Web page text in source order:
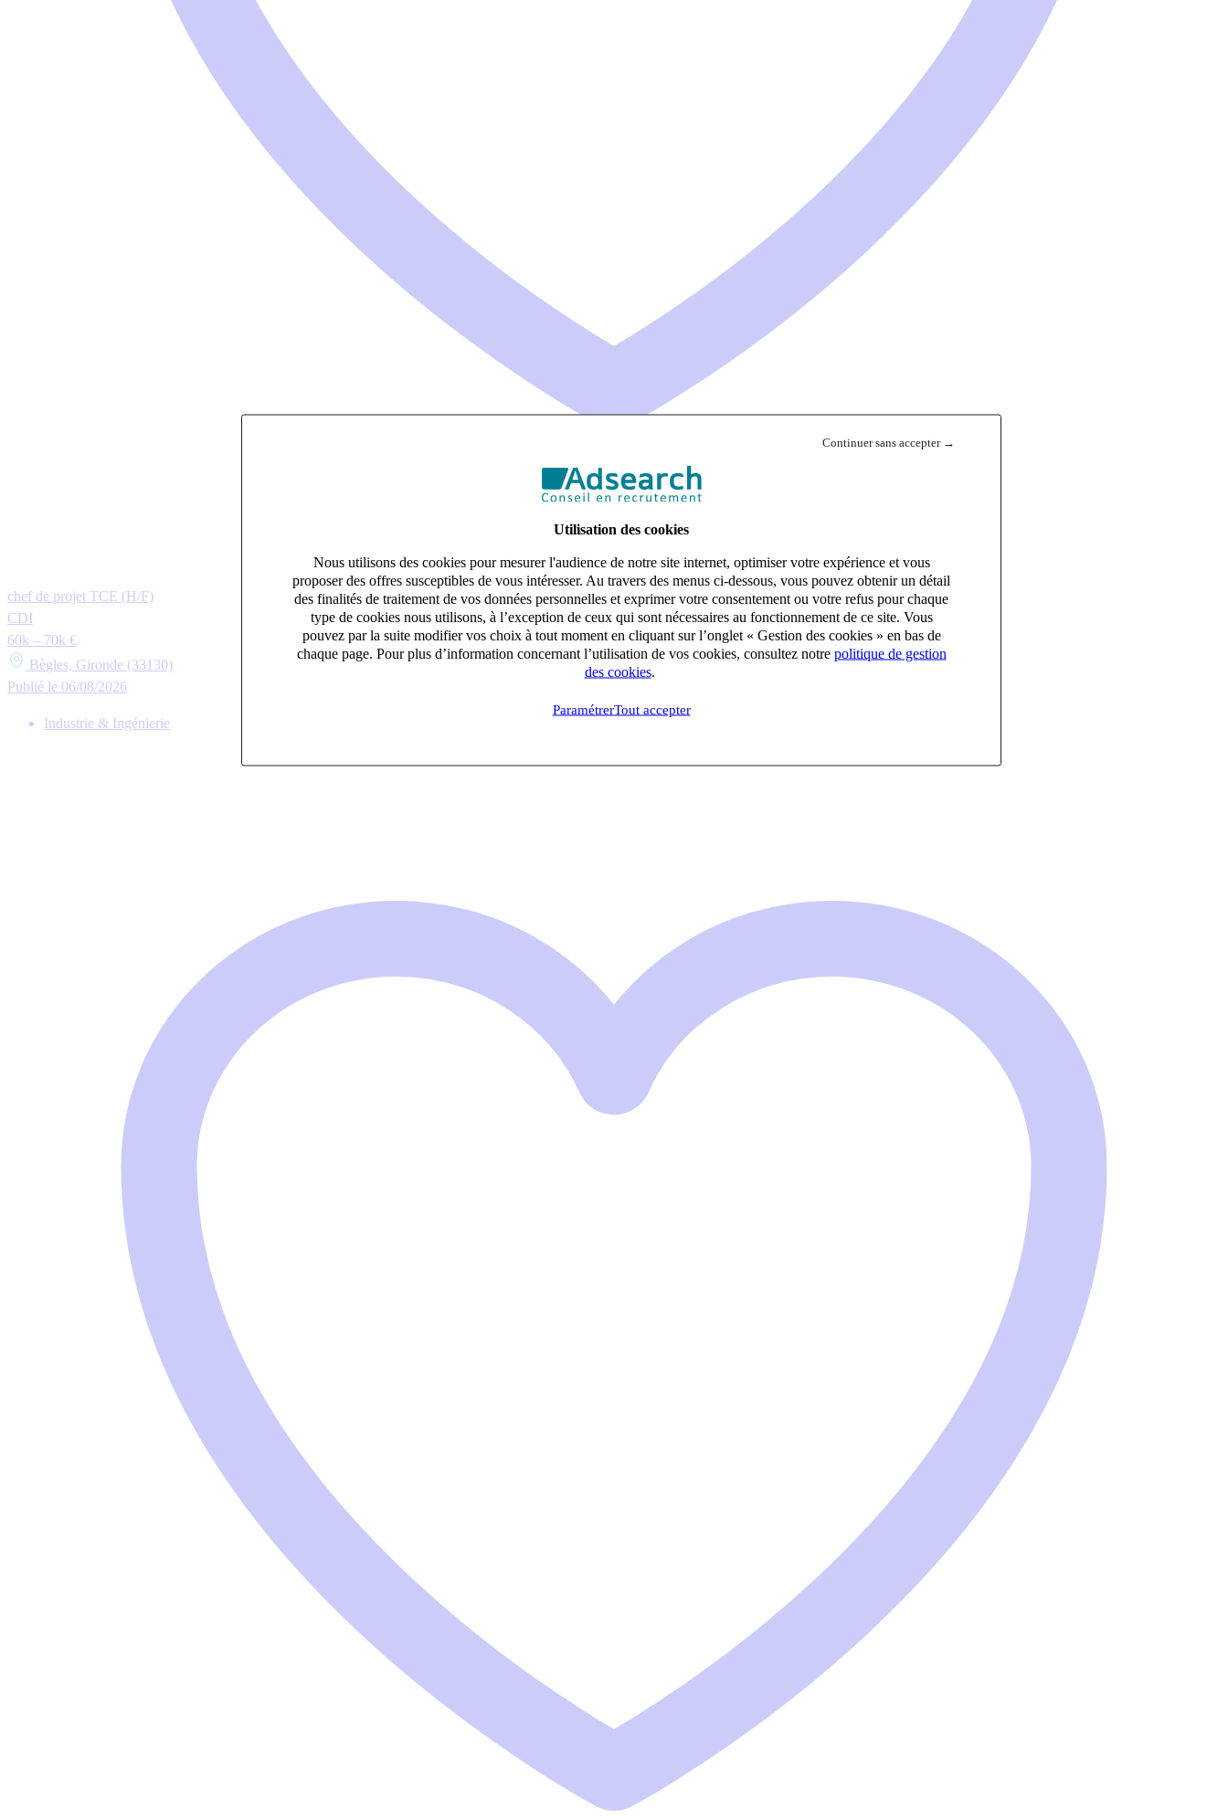
Continuer sans accepter →
Utilisation des cookies
Nous utilisons des cookies pour mesurer l'audience de notre site internet, optimiser votre expérience et vous
proposer des offres susceptibles de vous intéresser. Au travers des menus ci-dessous, vous pouvez obtenir un détail
des finalités de traitement de vos données personnelles et exprimer votre consentement ou votre refus pour chaque
type de cookies nous utilisons, à l’exception de ceux qui sont nécessaires au fonctionnement de ce site. Vous
pouvez par la suite modifier vos choix à tout moment en cliquant sur l’onglet « Gestion des cookies » en bas de
chaque page. Pour plus d’information concernant l’utilisation de vos cookies, consultez notre politique de gestion
des cookies.
ParamétrerTout accepter
chef de projet TCE (H/F)
CDI
60k – 70k €
Bègles, Gironde (33130)
Publié le 06/08/2026
Industrie & Ingénierie